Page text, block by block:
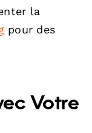
la
pour des
Votre